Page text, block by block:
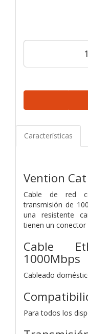
Características
Vention
Cable de red
transmisión de
una resistente
tienen un conector
Cable
1000Mbps
Cableado
Para todos los